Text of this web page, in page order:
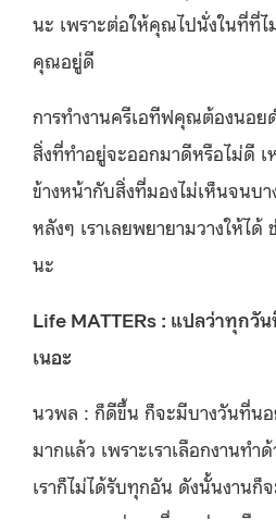
นะ เพราะต่อให้คุณไปนั่งในที่ที่
คุณอยู่ดี
การทำงานครีเอทีฟคุณต้องนอย
สิ่งที่ทำอยู่จะออกมาดีหรือไม่ดี
ข้างหน้ากับสิ่งที่มองไม่เห็นจนบ
หลังๆ เราเลยพยายามวางให้ไ
นะ
Life MATTERs : แปลว่าทุกวั
เนอะ
นวพล : ก็ดีขึ้น ก็จะมีบางวันที่น
มากแล้ว เพราะเราเลือกงานท
เราก็ไม่ได้รับทุกอัน ดังนั้นงานก็จ